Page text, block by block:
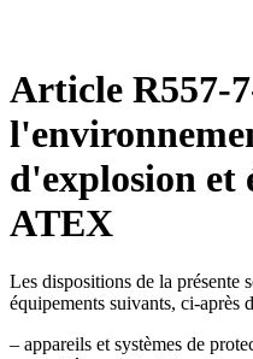
Article R557-
d'explosion et
ATEX
Les dispositions de la présente
équipements suivants, ci-après
– appareils et systèmes de